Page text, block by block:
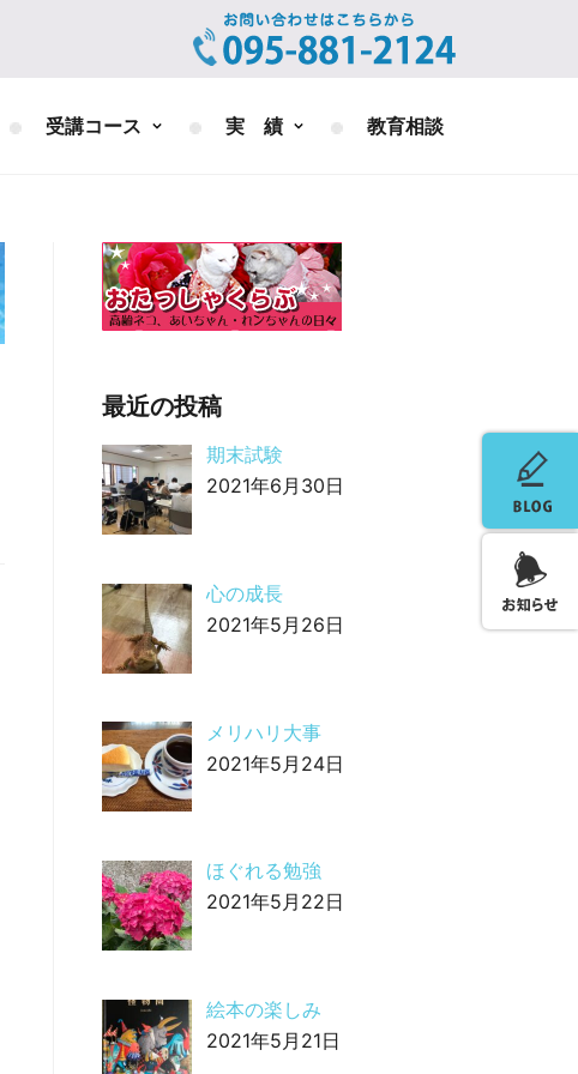
受講コース 実 績 教育相談
最近の投稿
期末試験
2021年6月30日
心の成長
2021年5月26日
メリハリ大事
2021年5月24日
ほぐれる勉強
2021年5月22日
絵本の楽しみ
2021年5月21日